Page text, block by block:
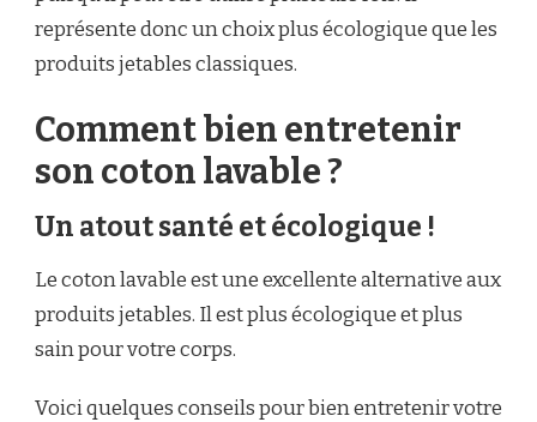
représente donc un choix plus écologique que les
produits jetables classiques.
Comment bien entretenir
son coton lavable ?
Un atout santé et écologique !
Le coton lavable est une excellente alternative aux
produits jetables. Il est plus écologique et plus
sain pour votre corps.
Voici quelques conseils pour bien entretenir votre